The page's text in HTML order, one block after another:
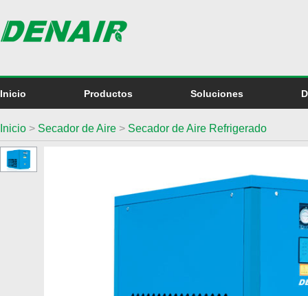
Inicio Productos Soluciones
Inicio > Secador de Aire > Secador de Aire Refrigerado